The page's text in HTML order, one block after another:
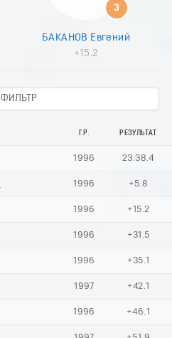
5
8
3
БАКАНОВ Евгений
+15.2
ФИЛЬТР
Г.Р. РЕЗУЛЬТАТ
1996 23:38.4
1996 +5.8
1996 +15.2
1996 +31.5
1996 +35.1
1997 +42.1
1996 +46.1